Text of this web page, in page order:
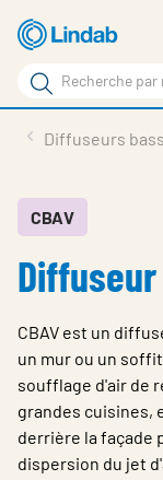
Aller
au
contenu
principal
Rechercher
Rechercher
sur
site
En vedette
À propos de Lindab
Downloads
Identification
Choisir la langue
Switzerland -
Diffuseurs
CBAV
CBAV est un
un mur ou un
soufflage d'air de
grandes cuisines,
derrière la façade
dispersion du jet